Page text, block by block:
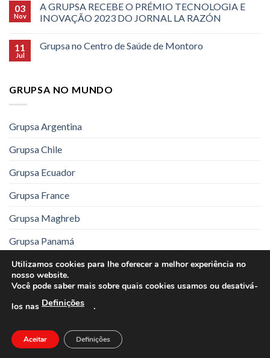
03
Nov
A GRUPSA RECEBE O PRÉMIO TECNOLOGIA E
INOVAÇÃO 2023 DO JORNAL LA RAZÓN
11
Jul
Grupsa no Centro de Saúde de Montoro
GRUPSA NO MUNDO
Grupsa Argentina
Grupsa Chile
Grupsa Ecuador
Grupsa France
Grupsa Maghreb
Grupsa Panamá
Grupsa Pakistán
Grupsa España
Aviso Legal Política de Privacidade
Utilizamos cookies para lhe oferecer a melhor experiência no
nosso website.
Você pode saber mais sobre quais cookies usamos ou desativá-
los nas Definições .
Aceitar Definições